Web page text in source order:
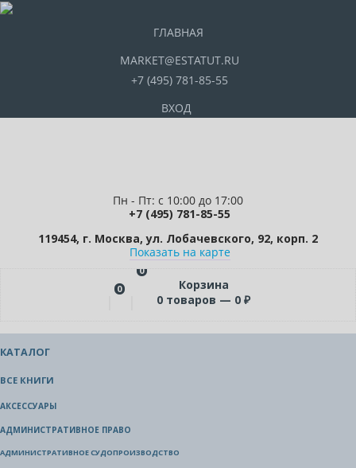
ГЛАВНАЯ
MARKET@ESTATUT.RU
+7 (495) 781-85-55
ВХОД
Пн - Пт: с 10:00 до 17:00
+7 (495) 781-85-55
119454, г. Москва, ул. Лобачевского, 92, корп. 2
Показать на карте
0
0
Корзина
0 товаров — 0 ₽
КАТАЛОГ
ВСЕ КНИГИ
АКСЕССУАРЫ
АДМИНИСТРАТИВНОЕ ПРАВО
АДМИНИСТРАТИВНОЕ СУДОПРОИЗВОДСТВО